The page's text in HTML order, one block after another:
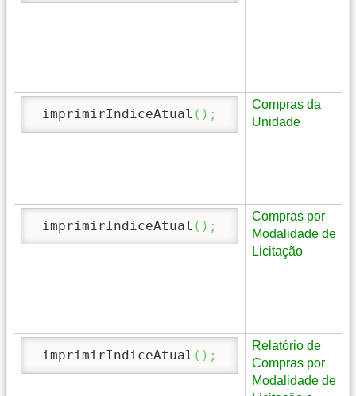
imprimirIndiceAtual ( ) ;
Compras da
Unidade
imprimirIndiceAtual ( ) ;
Compras por
Modalidade de
Licitação
imprimirIndiceAtual ( ) ;
Relatório de
Compras por
Modalidade de